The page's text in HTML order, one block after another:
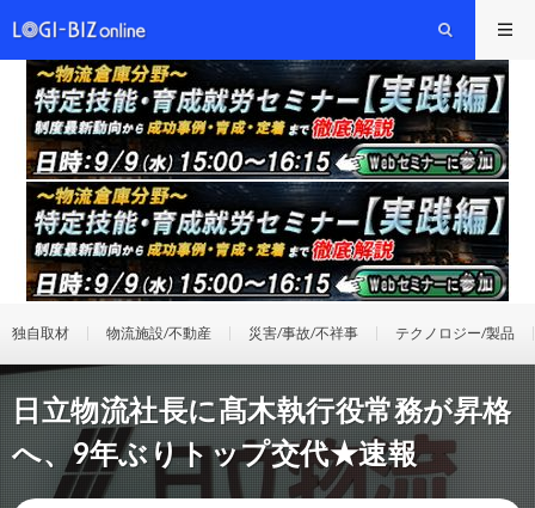
独自取材 物流施設/不動産 災害/事故/不祥事 テクノロジー/製品
日立物流社長に髙木執行役常務が昇格
へ、9年ぶりトップ交代★速報